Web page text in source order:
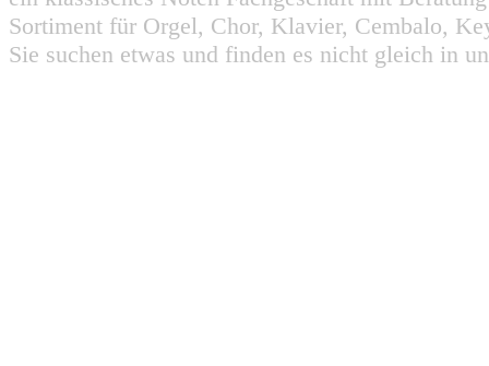
Sortiment für Orgel, Chor, Klavier, Cembalo,
Sie suchen etwas und finden es nicht gleich in